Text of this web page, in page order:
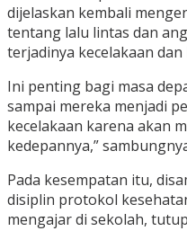
dijelaskan kembali
tentang lalu lintas dan
terjadinya kecelakaan
Ini penting bagi masa
sampai mereka menjadi
kecelakaan karena akan
kedepannya,”
Pada kesempatan itu,
disiplin protokol
mengajar di sekolah,